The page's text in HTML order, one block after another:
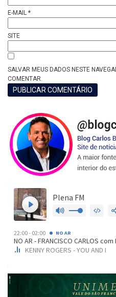
E-MAIL *
SITE
SALVAR MEUS DADOS NESTE
COMENTAR.